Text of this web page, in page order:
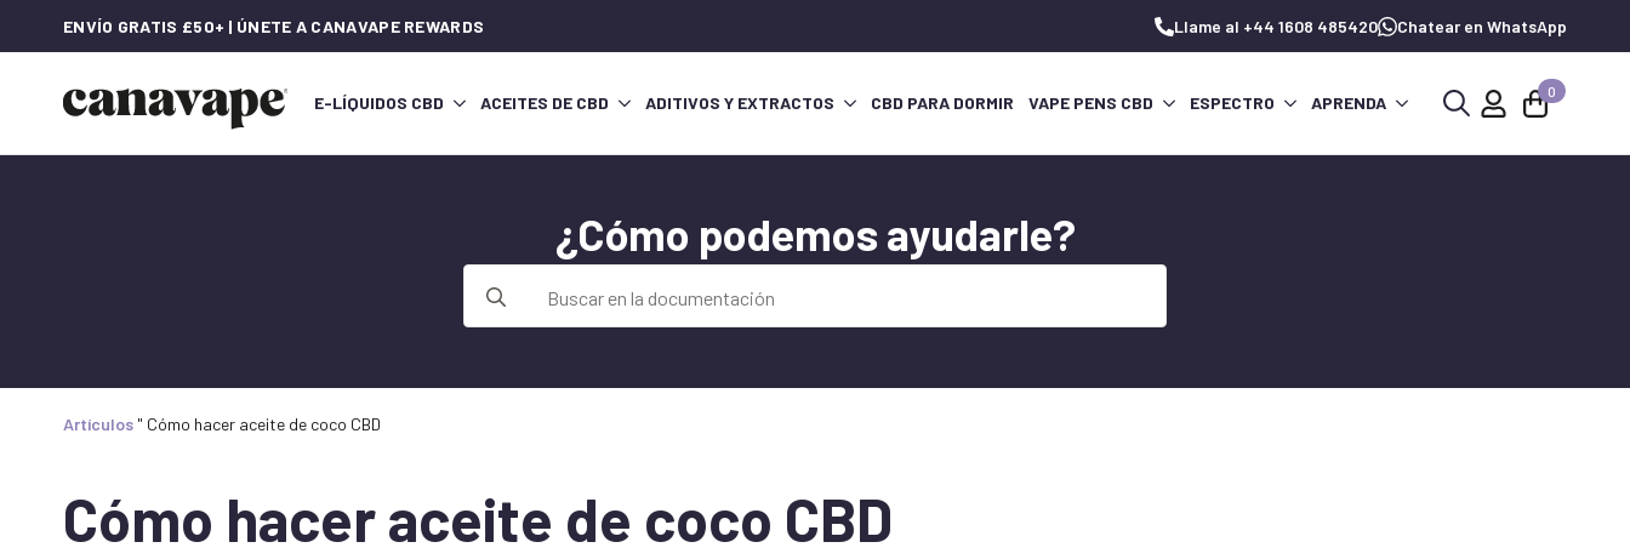
ENVÍO GRATIS £50+ | ÚNETE A CANAVAPE REWARDS Llame al +44 1608 485420 Chatear en WhatsApp
E-LÍQUIDOS CBD ACEITES DE CBD ADITIVOS Y EXTRACTOS CBD PARA DORMIR VAPE PENS CBD ESPECTRO APRENDA
0
¿Cómo podemos ayudarle?
Artículos " Cómo hacer aceite de coco CBD
Cómo hacer aceite de coco CBD